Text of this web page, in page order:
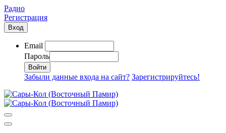
Радио
Регистрация
Вход
Email
Пароль
Забыли данные входа на сайт? Зарегистрируйтесь!